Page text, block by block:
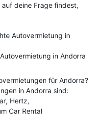
deine Frage findest,
Autovermietung in
in Andorra
für Andorra?
in Andorra sind:
Hertz
Car Rental